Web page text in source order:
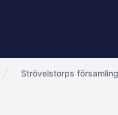
Strövelstorps församling